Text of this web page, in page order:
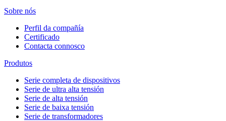
Sobre nós
Perfil da compañía
Certificado
Contacta connosco
Produtos
Serie completa de dispositivos
Serie de ultra alta tensión
Serie de alta tensión
Serie de baixa tensión
Serie de transformadores